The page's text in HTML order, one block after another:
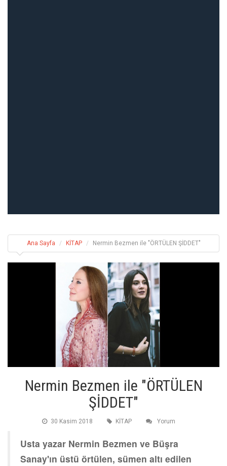
Ana Sayfa KİTAP Nermin Bezmen ile "ÖRTÜLEN ŞİDDET"
Nermin Bezmen ile "ÖRTÜLEN
ŞİDDET"
30 Kasim 2018 KİTAP Yorum
Usta yazar Nermin Bezmen ve Büşra
Sanay'ın üstü örtülen, sümen altı edilen